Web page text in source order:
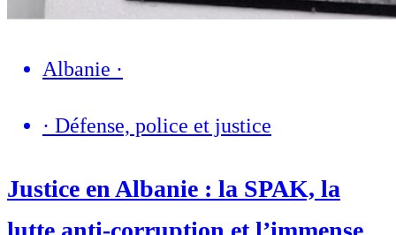
Albanie ·
· Défense, police et justice
Justice en Albanie : la SPAK, la